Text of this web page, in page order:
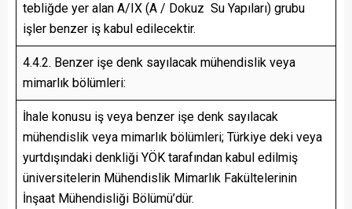
tebliğde yer alan A/IX (A / Dokuz Su Yapıları) grubu
işler benzer iş kabul edilecektir.
4.4.2. Benzer işe denk sayılacak mühendislik veya
mimarlık bölümleri:
İhale konusu iş veya benzer işe denk sayılacak
mühendislik veya mimarlık bölümleri; Türkiye deki veya
yurtdışındaki denkliği YÖK tarafından kabul edilmiş
üniversitelerin Mühendislik Mimarlık Fakültelerinin
İnşaat Mühendisliği Bölümü’dür.